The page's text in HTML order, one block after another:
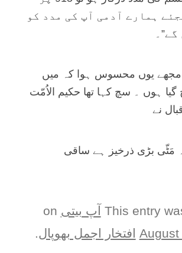
ہمارے آدمی آپ کی مدد کو
مجھے يوں محسوس ہوا کہ ميں
ہوں ۔ سچ کہا تھا حکيم الاُمّت
نے
مَٹّی بڑی ذرخيز ہے ساقی
This entry آپ بيتی
August افتخار اجمل بھوپال.